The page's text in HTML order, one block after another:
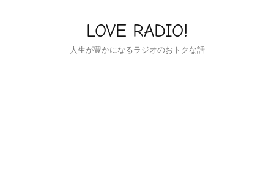
LOVE RADIO!
人生が豊かになるラジオのおトクな話